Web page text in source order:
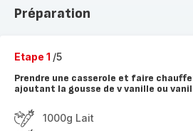
Préparation
Etape 1 /5
Prendre une casserole et faire
ajoutant la gousse de v vanille ou
1000g Lait